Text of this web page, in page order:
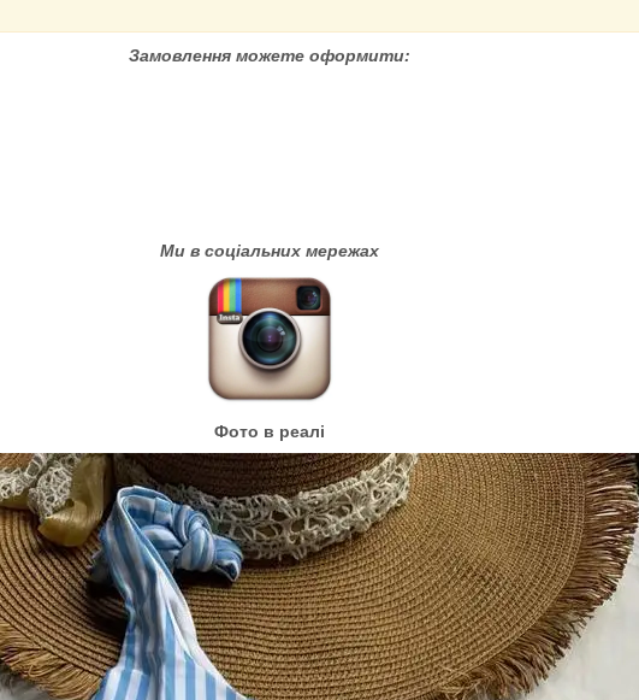
Замовлення можете оформити:
Ми в соціальних мережах
Фото в реалі